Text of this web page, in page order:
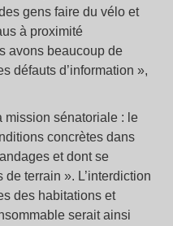
gens faire du vélo et
à proximité
avons beaucoup de
défauts d’information »,
mission sénatoriale : le
concrètes dans
et dont se
terrain ». L’interdiction
des habitations et
serait ainsi